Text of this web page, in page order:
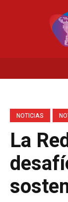
NOTICIAS
La